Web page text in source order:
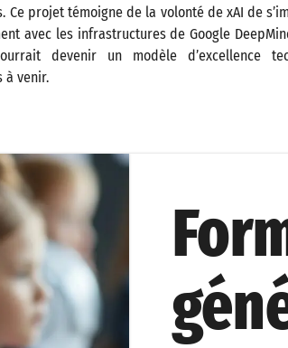
Ce projet témoigne de la volonté de xAI de
avec les infrastructures de Google
devenir un modèle d’excellence
à venir.